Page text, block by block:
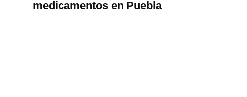
medicamentos en Puebla